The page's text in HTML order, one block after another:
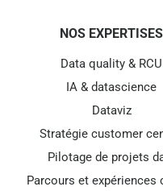
NOS EXPERTISES
Data quality & RCU
IA & datascience
Dataviz
Stratégie customer
Pilotage de projets
Parcours et expériences